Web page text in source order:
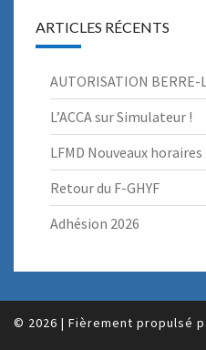
ARTICLES RÉCENTS
AUTORISATION BERRE-
L’ACCA sur Simulateur !
LFMD Nouveaux horaires
Retour du F-GHYF
Adhésion 2026
© 2026 | Fièrement propulsé